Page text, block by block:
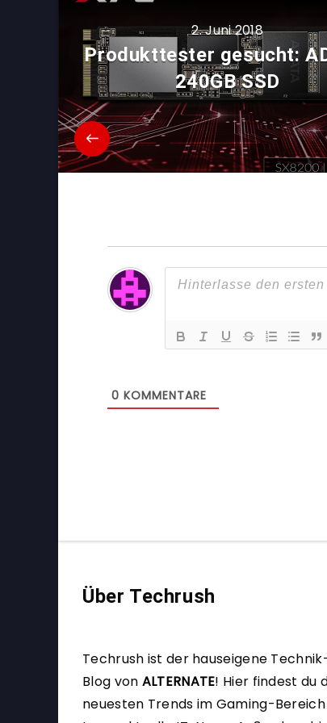
2. Juni 2018
Produkttester gesucht:
240GB SSD
0 KOMMENTARE
Über Techrush
Techrush ist der hauseigene
Blog von ALTERNATE! Hier findest du
neuesten Trends im Gaming-